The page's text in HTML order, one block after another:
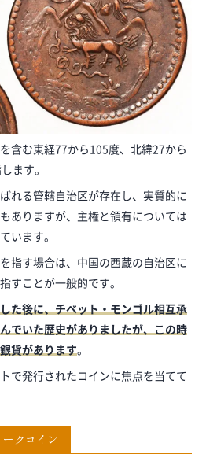
含む東経77から105度、北緯27から
ます。
れる管轄自治区が存在し、実質的に
ありますが、主権と領有については
います。
指す場合は、中国の西蔵の自治区に
すことが一般的です。
た後に、チベット・モンゴル相互承
でいた歴史がありましたが、この時
貨があります。
で発行されたコインに焦点を当てて
クコイン